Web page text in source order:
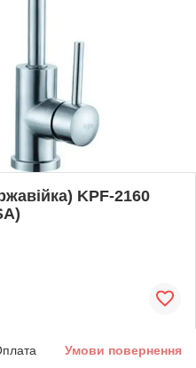
KPF-2160
Умови повернення